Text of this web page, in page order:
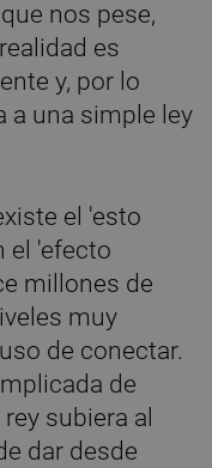
nos pese,
es
y, por lo
a una simple ley
el 'esto
el 'efecto
millones de
muy
de conectar.
de
subiera al
dar desde